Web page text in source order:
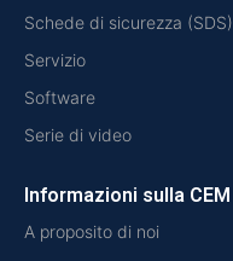
Schede di sicurezza (SDS)
Servizio
Software
Serie di video
Informazioni sulla CEM
A proposito di noi